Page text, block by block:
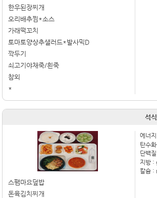
한우된장찌개
오리배추찜*소스
가래떡꼬치
토마토양상추샐러드*발사믹D
깍두기
쇠고기야채죽/흰죽
참외
*
석식
스팸마요덮밥
돈육김치찌개
에너
탄수
단백
지방 :
칼슘 :